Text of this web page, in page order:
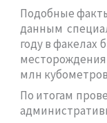
Подобные
данным
году в факелах
месторождения
млн
По итогам